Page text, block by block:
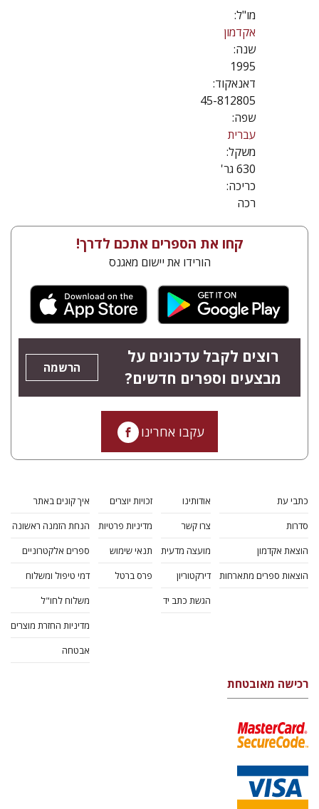
מו"ל:
אקדמון
שנה:
1995
דאנאקוד:
45-812805
שפה:
עברית
משקל:
630 גר'
כריכה:
רכה
קחו את הספרים אתכם לדרך!
הורידו את יישום מאגנס
רוצים לקבל עדכונים על
מבצעים וספרים חדשים?
הרשמה
עקבו אחרינו
כתבי עת
סדרות
הוצאת אקדמון
הוצאות ספרים מתארחות
אודותינו
צרו קשר
מועצה מדעית
דירקטוריון
הגשת כתב יד
זכויות יוצרים
מדיניות פרטיות
תנאי שימוש
פרס ברטל
איך קונים באתר
הנחת הזמנה ראשונה
ספרים אלקטרוניים
דמי טיפול ומשלוח
משלוח לחו"ל
מדיניות החזרת מוצרים
אבטחה
רכישה מאובטחת